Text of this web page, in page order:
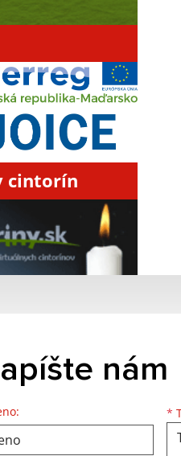
cintorín
nám
adresa *